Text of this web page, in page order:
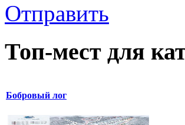
Отправить
Топ-мест для
Бобровый лог